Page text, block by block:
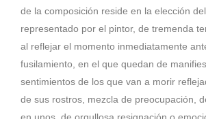
de la composición reside en la elección
representado por el pintor, de tremenda
al reflejar el momento inmediatamente
fusilamiento, en el que quedan de
sentimientos de los que van a morir
de sus rostros, mezcla de preocupación,